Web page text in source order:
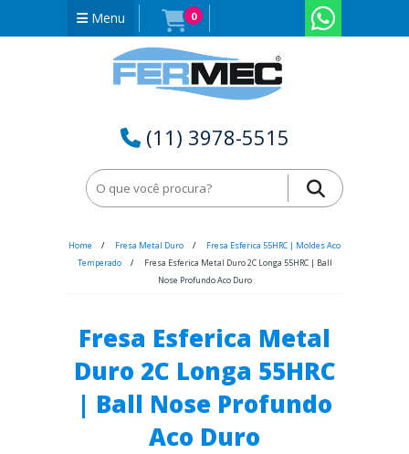
Menu 0
(11) 3978-5515
Home Fresa Metal Duro
Fresa Esferica 55HRC | Moldes Aco
Temperado
Fresa Esferica Metal Duro 2C Longa 55HRC | Ball
Nose Profundo Aco Duro
Fresa Esferica Metal
Duro 2C Longa 55HRC
| Ball Nose Profundo
Aco Duro